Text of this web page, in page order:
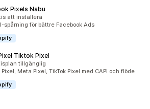
Pixels Nabu
totaltatt installera
spårning för bättre Facebook Ads
Tiktok Pixel
totalt tillgänglig
Meta Pixel, TikTok Pixel med CAPI och flöde